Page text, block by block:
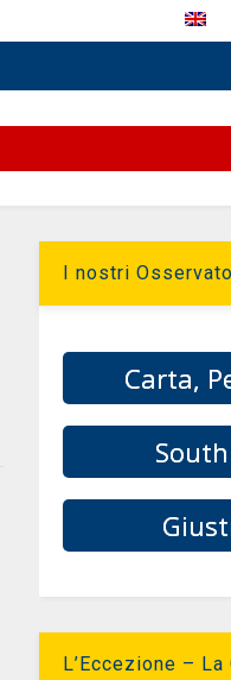
I nostri
Carta,
L’Eccezione –